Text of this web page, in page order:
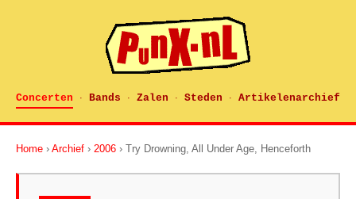
Concerten · Bands · Zalen · Steden · Artikelenarchief
Home › Archief › 2006 › Try Drowning, All Under Age, Henceforth